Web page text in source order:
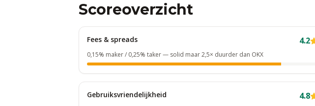
Scoreoverzicht
Fees & spreads 4.2
0,15% maker / 0,25% taker — solid maar 2,5× duurder dan OKX
Gebruiksvriendelijkheid 4.8